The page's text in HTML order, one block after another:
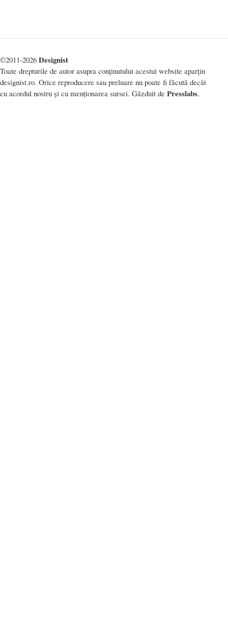
©2011-2026 Designist
Toate drepturile de autor asupra conținutului acestui website aparțin
designist.ro. Orice reproducere sau preluare nu poate fi făcută decât
cu acordul nostru și cu menționarea sursei. Găzduit de Presslabs.